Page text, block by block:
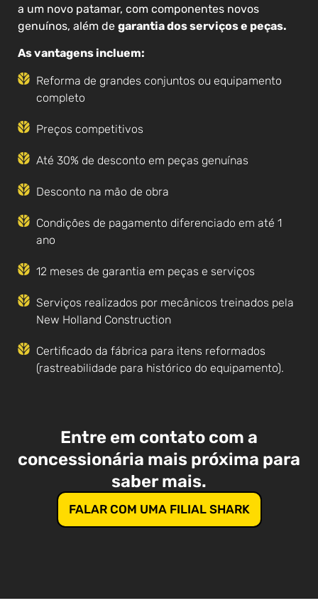
a um novo patamar, com componentes novos
genuínos, além de garantia dos serviços e peças.
As vantagens incluem:
Reforma de grandes conjuntos ou equipamento
completo
Preços competitivos
Até 30% de desconto em peças genuínas
Desconto na mão de obra
Condições de pagamento diferenciado em até 1
ano
12 meses de garantia em peças e serviços
Serviços realizados por mecânicos treinados pela
New Holland Construction
Certificado da fábrica para itens reformados
(rastreabilidade para histórico do equipamento).
Entre em contato com a
concessionária mais próxima para
saber mais.
FALAR COM UMA FILIAL SHARK